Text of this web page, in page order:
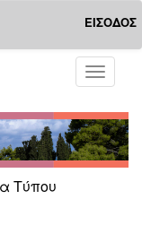
ΕΙΣΟΔΟΣ
Toggle
Τύπου